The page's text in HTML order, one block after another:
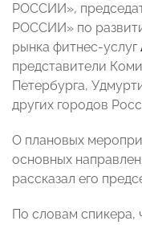
РОССИИ»,
РОССИИ» по
рынка фитнес-услуг
представители
Петербурга,
других городов
О плановых
основных
рассказал его
По словам спикера,